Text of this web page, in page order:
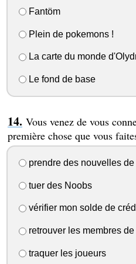
Fantöm
Plein de pokemons !
La carte du monde
Le fond de base
Vous venez de vous
première chose que vous
prendre des nouvelles de
tuer des Noobs
vérifier mon solde de
retrouver les membres
traquer les joueurs